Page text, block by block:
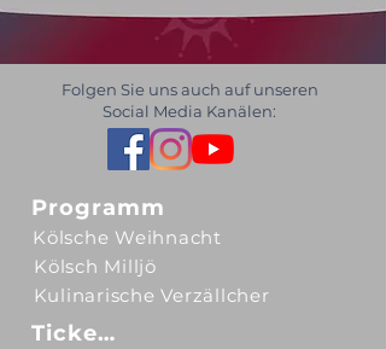
Folgen Sie uns auch auf unseren
Social Media Kanälen:
Programm
Kölsche Weihnacht
Kölsch Milljö
Kulinarische Verzällcher
Tickets